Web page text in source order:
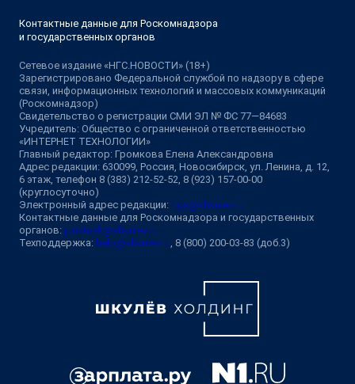
Контактные данные для Роскомнадзора
и государственных органов
Сетевое издание «НГС.НОВОСТИ» (18+)
Зарегистрировано Федеральной службой по надзору в сфере
связи, информационных технологий и массовых коммуникаций
(Роскомнадзор)
Свидетельство о регистрации СМИ ЭЛ № ФС 77—84683
Учредитель: Общество с ограниченной ответственностью
«ИНТЕРНЕТ ТЕХНОЛОГИИ»
Главный редактор: Громкова Елена Александровна
Адрес редакции: 630099, Россия, Новосибирск, ул. Ленина, д. 12,
6 этаж, телефон 8 (383) 212-52-52, 8 (923) 157-00-00
(круглосуточно)
Электронный адрес редакции: ngs@shkulev.ru
Контактные данные для Роскомнадзора и государственных
органов: juristnsk@shkulev.ru
Техподдержка: help@shkulev.ru, 8 (800) 200-03-83 (доб.3)